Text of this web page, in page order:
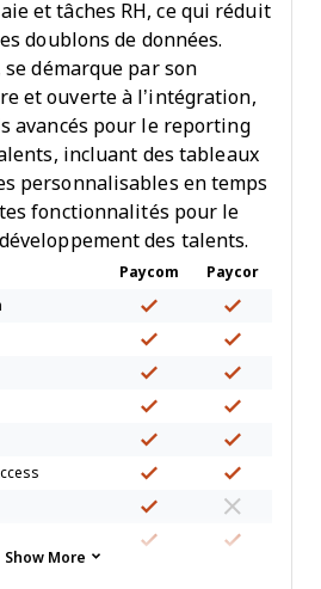
et tâches RH, ce qui réduit
doublons de données.
se démarque par son
et ouverte à l’intégration,
avancés pour le reporting
incluant des tableaux
personnalisables en temps
fonctionnalités pour le
des talents.
Paycom
Paycor
Show More